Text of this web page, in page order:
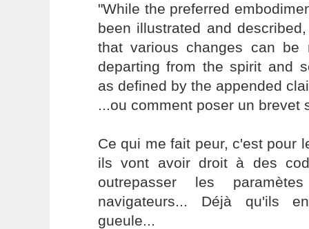
"While the preferred
been illustrated and
that various changes can be
departing from the spirit and
as defined by the appended
...ou comment poser un brevet
Ce qui me fait peur, c'est pour
ils vont avoir droit à des
outrepasser les
navigateurs... Déjà qu'ils
gueule...